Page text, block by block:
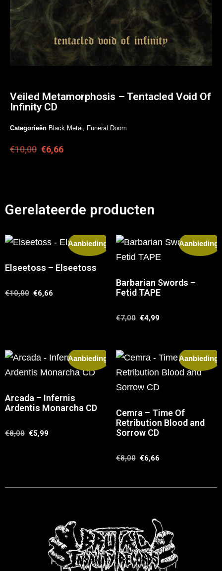
Veiled Metamorphosis – Tentacled Void Of
Infinity CD
Categorieën Black Metal Funeral Doom
€10,00 €6,66
Gerelateerde producten
Aanbieding!
Elseetoss – Elseetoss
€10,00 €6,66
Aanbieding!
Barbarian Swords –
Fetid TAPE
€7,00 €4,99
Aanbieding!
Arcada – Infernis
Ardentis Monarcha CD
€8,00 €5,99
Aanbieding!
Cemra – Time Of
Retribution Blood and
Sorrow CD
€8,00 €6,66